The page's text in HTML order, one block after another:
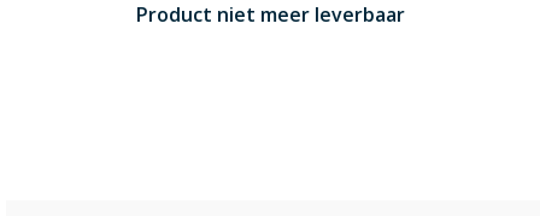
Product niet meer leverbaar